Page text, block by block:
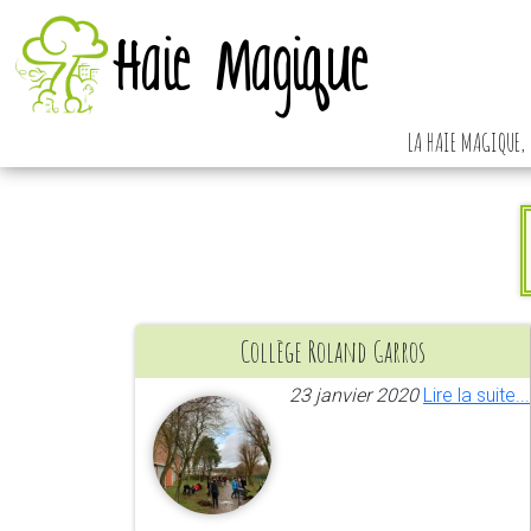
Haie Magique
LA HAIE MAGIQUE,
Collège Roland Garros
23 janvier 2020 Lire la suite...